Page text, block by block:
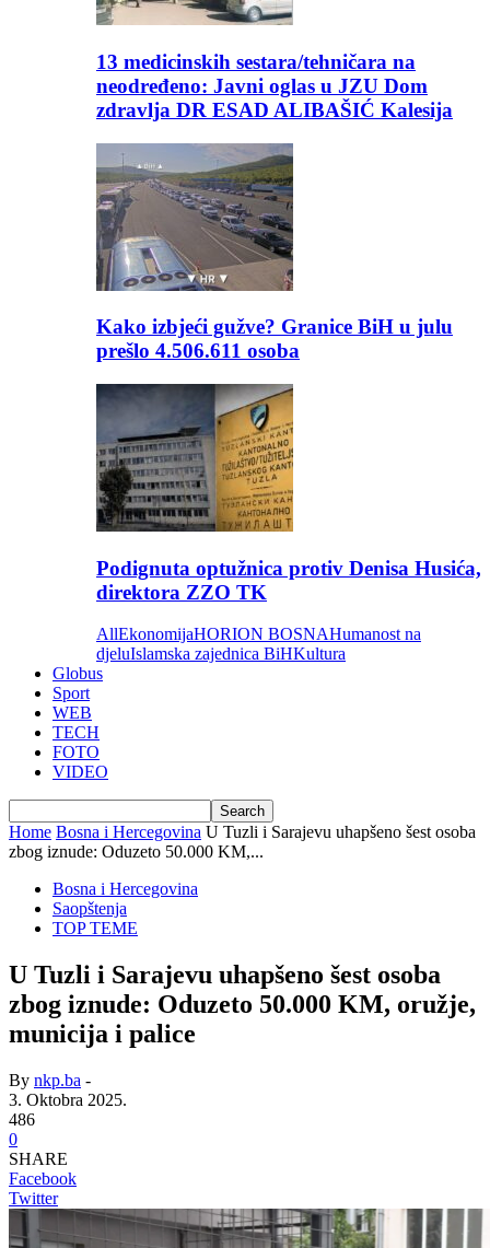
13 medicinskih sestara/tehničara na
neodređeno: Javni oglas u JZU Dom
zdravlja DR ESAD ALIBAŠIĆ Kalesija
Kako izbjeći gužve? Granice BiH u julu
prešlo 4.506.611 osoba
Podignuta optužnica protiv Denisa Husića,
direktora ZZO TK
AllEkonomijaHORION BOSNAHumanost na
djeluIslamska zajednica BiHKultura
Globus
Sport
WEB
TECH
FOTO
VIDEO
Home Bosna i Hercegovina U Tuzli i Sarajevu uhapšeno šest osoba
zbog iznude: Oduzeto 50.000 KM,...
Bosna i Hercegovina
Saopštenja
TOP TEME
U Tuzli i Sarajevu uhapšeno šest osoba
zbog iznude: Oduzeto 50.000 KM, oružje,
municija i palice
By nkp.ba -
3. Oktobra 2025.
486
0
SHARE
Facebook
Twitter